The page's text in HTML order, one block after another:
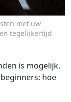
met uw
tegelijkertijd
is mogelijk.
hoe